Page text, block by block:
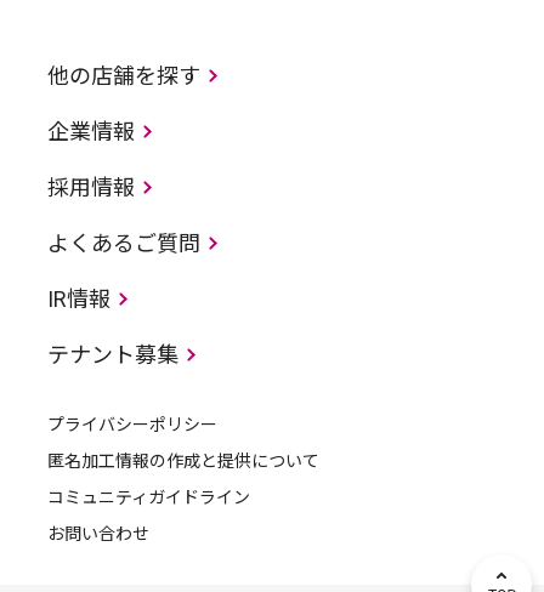
他の店舗を探す
企業情報
採用情報
よくあるご質問
IR情報
テナント募集
プライバシーポリシー
匿名加工情報の作成と提供について
コミュニティガイドライン
お問い合わせ